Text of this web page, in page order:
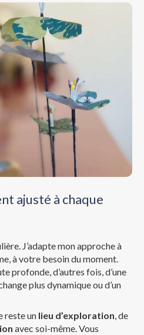
ajusté à chaque
J’adapte mon approche à
à votre besoin du moment.
profonde, d’autres fois, d’une
plus dynamique ou d’un
reste un lieu d’exploration, de
avec soi-même. Vous